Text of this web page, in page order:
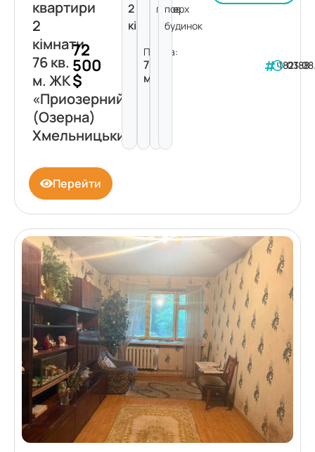
квартири
2
кімнати
76 кв.
м. ЖК
«Приозерний»
(Озерна)
Хмельницький
72
500
$
2
кімнати
Площа:
76
м²
поверх
пов.
будинок
182188
Перейти